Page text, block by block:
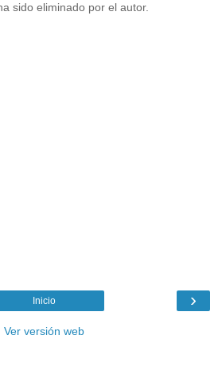
sido eliminado por el autor.
›
Inicio
Ver versión web